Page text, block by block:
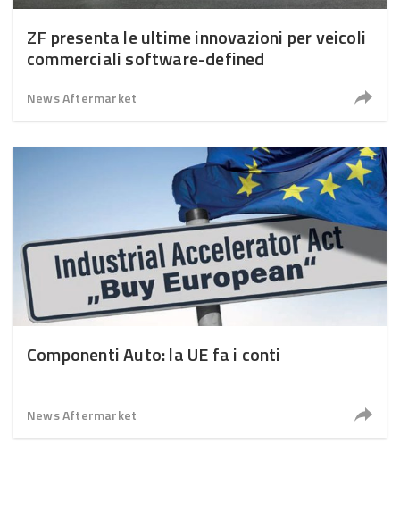
ZF presenta le ultime innovazioni per veicoli
commerciali software-defined
News Aftermarket
Componenti Auto: la UE fa i conti
News Aftermarket